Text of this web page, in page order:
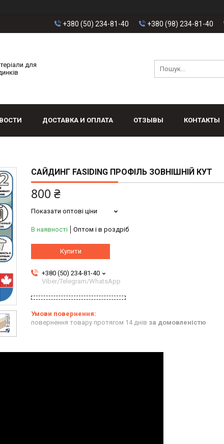
+380 (50) 234-81-40 +380 (98) 234-81-40
для
ДОСТАВКА И ОПЛАТА ОТЗЫВЫ КОНТАКТЫ
САЙДИНГ FASIDING ПРОФІЛЬ ЗОВНІШНІЙ КУТ
800 ₴
Показати оптові ціни
В наявності Оптом і в роздріб
Купити
+380 (50) 234-81-40
Viber/Telegram/WhatsApp
повернення товару протягом 14 днів за домовленістю